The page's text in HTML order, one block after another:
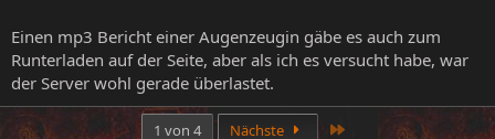
Einen mp3 Bericht einer Augenzeugin gäbe es auch zum
Runterladen auf der Seite, aber als ich es versucht habe, war
der Server wohl gerade überlastet.
1 von 4 Nächste